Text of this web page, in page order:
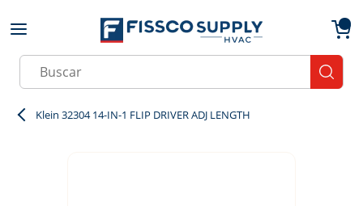
Skip to main content
Site Search
Klein 32304 14-IN-1 FLIP DRIVER ADJ LENGTH